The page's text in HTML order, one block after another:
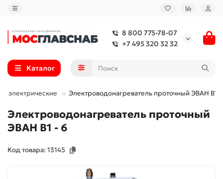
8 800 775-78-07
+7 495 320 32 32
Каталог
электрические Электроводонагреватель проточный ЭВАН В1 -
Электроводонагреватель проточный
ЭВАН В1 - 6
Код товара: 13145